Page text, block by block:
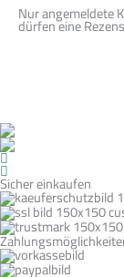
Nur angemeldete
dürfen eine
Sicher einkaufen